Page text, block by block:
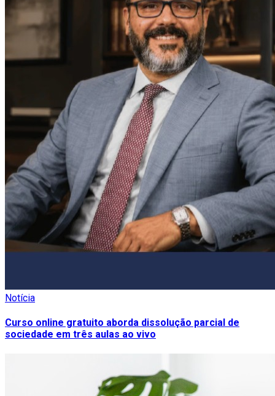
Notícia
Curso online gratuito aborda dissolução parcial de
sociedade em três aulas ao vivo